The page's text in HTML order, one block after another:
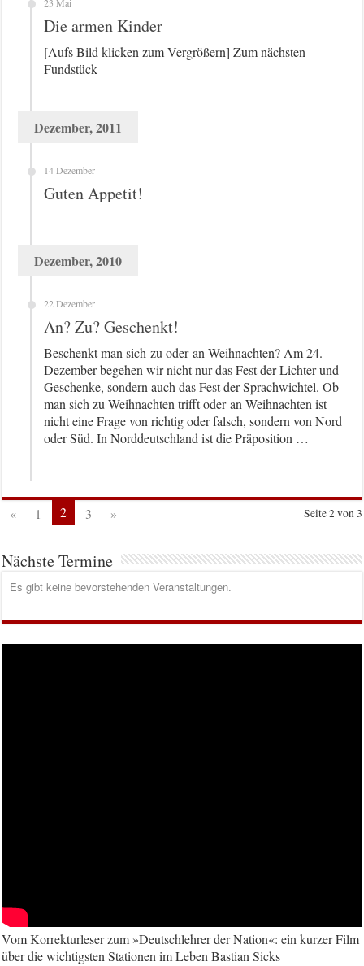
23 Mai
Die armen Kinder
[Aufs Bild klicken zum Vergrößern] Zum nächsten
Fundstück
Dezember, 2011
14 Dezember
Guten Appetit!
Dezember, 2010
22 Dezember
An? Zu? Geschenkt!
Beschenkt man sich zu oder an Weihnachten? Am 24.
Dezember begehen wir nicht nur das Fest der Lichter und
Geschenke, sondern auch das Fest der Sprachwichtel. Ob
man sich zu Weihnachten trifft oder an Weihnachten ist
nicht eine Frage von richtig oder falsch, sondern von Nord
oder Süd. In Norddeutschland ist die Präposition …
Seite 2 von 3
« 1 2 3 »
Nächste Termine
Es gibt keine bevorstehenden Veranstaltungen.
Vom Korrekturleser zum »Deutschlehrer der Nation«: ein kurzer Film
über die wichtigsten Stationen im Leben Bastian Sicks